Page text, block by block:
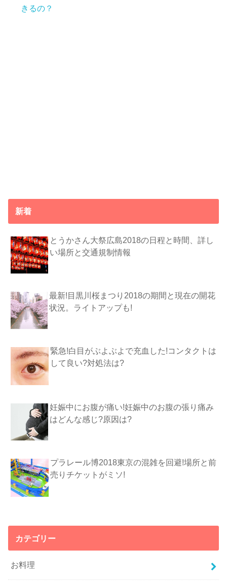
きるの？
新着
とうかさん大祭広島2018の日程と時間、詳し
い場所と交通規制情報
最新!目黒川桜まつり2018の期間と現在の開花
状況。ライトアップも!
緊急!白目がぶよぶよで充血した!コンタクトは
して良い?対処法は?
妊娠中にお腹が痛い!妊娠中のお腹の張り痛み
はどんな感じ?原因は?
プラレール博2018東京の混雑を回避!場所と前
売りチケットがミソ!
カテゴリー
お料理